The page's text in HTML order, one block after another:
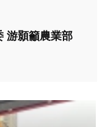
游顥籲農業部